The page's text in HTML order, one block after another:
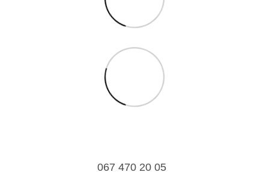
067 470 20 05